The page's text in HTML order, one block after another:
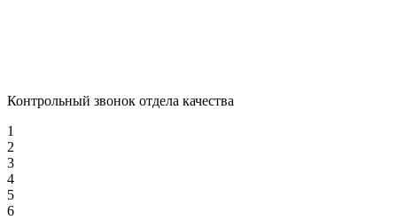
Контрольный звонок отдела качества
1
2
3
4
5
6